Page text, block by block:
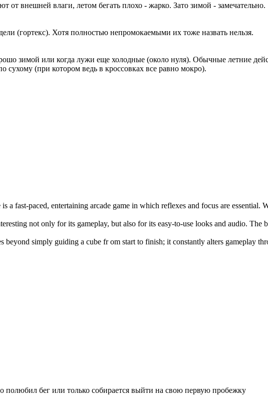
внешней влаги, летом бегать плохо - жарко. Зато зимой - замечательно.
(гортекс). Хотя полностью непромокаемыми их тоже назвать нельзя.
зимой или когда лужи еще холодные (около нуля). Обычные летние
сухому (при котором ведь в кроссовках все равно мокро).
is a fast-paced, entertaining arcade game in which reflexes and focus are essential.
not only for its gameplay, but also for its easy-to-use looks and audio. The
beyond simply guiding a cube fr om start to finish; it constantly alters gameplay
полюбил бег или только собирается выйти на свою первую пробежку